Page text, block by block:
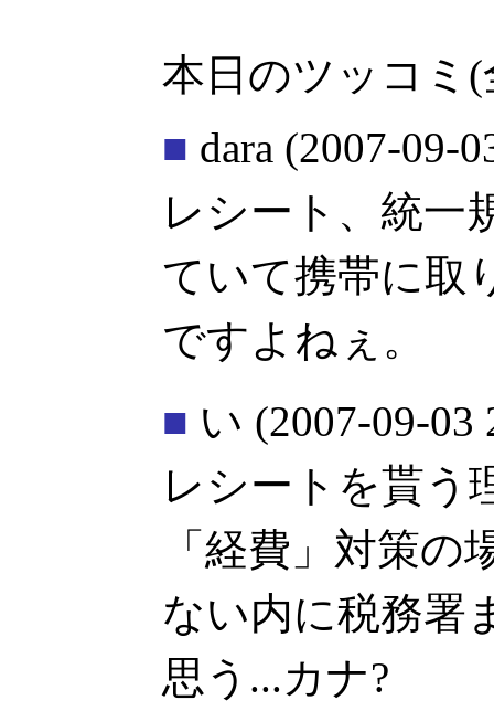
本日のツッコミ(
■ dara (2007-09-
レシート、統一
ていて携帯に取
ですよねぇ。
■ い (2007-09-03
レシートを貰う
「経費」対策
ない内に税務署
思う...カナ?